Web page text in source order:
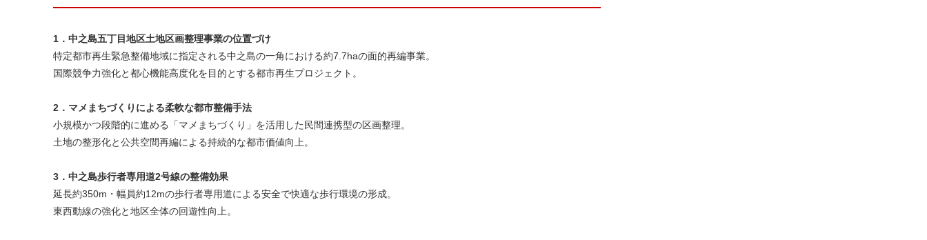
1．中之島五丁目地区土地区画整理事業の位置づけ
特定都市再生緊急整備地域に指定される中之島の一角における約7.7haの面的再編事業。
国際競争力強化と都心機能高度化を目的とする都市再生プロジェクト。
2．マメまちづくりによる柔軟な都市整備手法
小規模かつ段階的に進める「マメまちづくり」を活用した民間連携型の区画整理。
土地の整形化と公共空間再編による持続的な都市価値向上。
3．中之島歩行者専用道2号線の整備効果
延長約350m・幅員約12mの歩行者専用道による安全で快適な歩行環境の形成。
東西動線の強化と地区全体の回遊性向上。